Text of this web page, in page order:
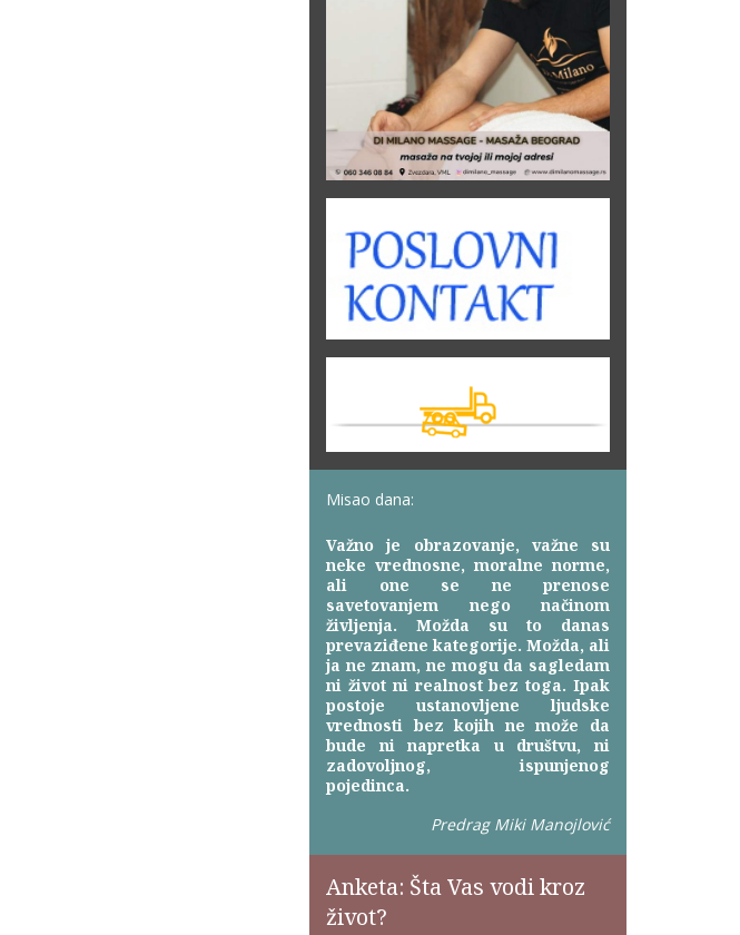
Misao dana:
Važno je obrazovanje, važne su
neke vrednosne, moralne norme,
ali one se ne prenose
savetovanjem nego načinom
življenja. Možda su to danas
prevaziđene kategorije. Možda, ali
ja ne znam, ne mogu da sagledam
ni život ni realnost bez toga. Ipak
postoje ustanovljene ljudske
vrednosti bez kojih ne može da
bude ni napretka u društvu, ni
zadovoljnog, ispunjenog
pojedinca.
Predrag Miki Manojlović
Anketa: Šta Vas vodi kroz
život?